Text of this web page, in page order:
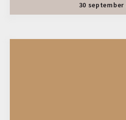
30 september